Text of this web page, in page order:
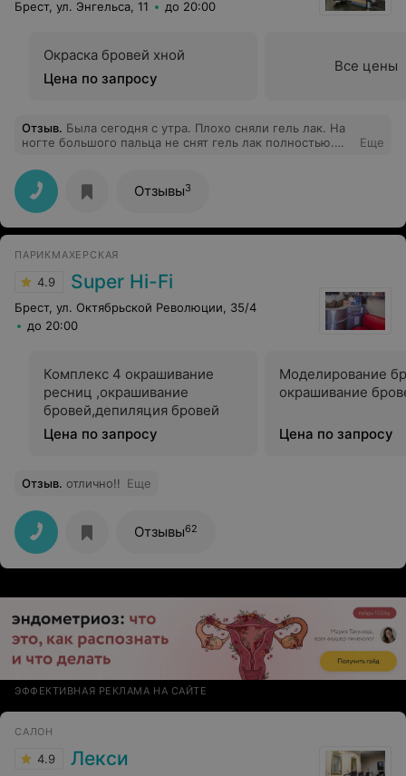
Брест, ул. Энгельса, 11 до 20:00
Окраска бровей хной
Цена по запросу
Все цены
Отзыв. Была сегодня с утра. Плохо сняли гель лак. На
ногте большого пальца не снят гель лак полностью.
некоторых торцах ногтей не снят цвет. В ценах было
указано за снятие долговечного покрытия 4 рубля. Я
заплатила 8.
Еще
Отзывы3
ПАРИКМАХЕРСКАЯ
4.9 Super Hi-Fi
Брест, ул. Октябрьской Революции, 35/4
до 20:00
Комплекс 4 окрашивание
ресниц ,окрашивание
бровей,депиляция бровей
Цена по запросу
Моделирование
окрашивание
Цена по запросу
Отзыв. отлично!! Еще
Отзывы62
ЭФФЕКТИВНАЯ РЕКЛАМА НА САЙТЕ
САЛОН
4.9 Лекси